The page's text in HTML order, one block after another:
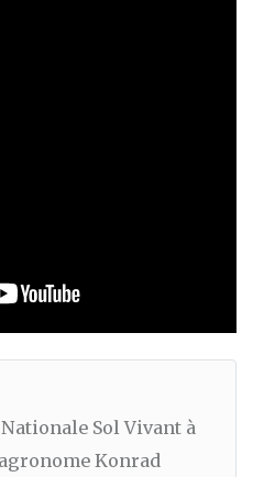
Sol Vivant à
Konrad